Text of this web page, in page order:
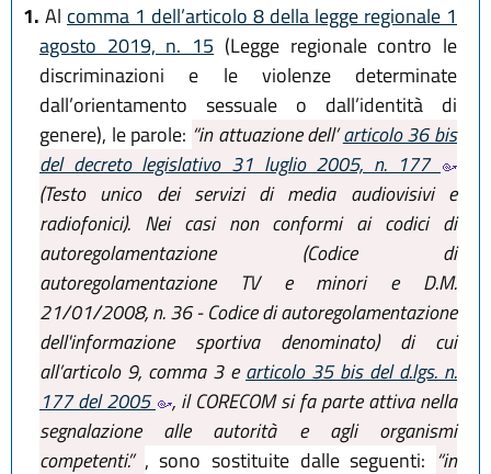
1. Al comma 1 dell’articolo 8 della legge regionale 1
agosto 2019, n. 15 (Legge regionale contro le
discriminazioni e le violenze determinate
dall’orientamento sessuale o dall’identità di
genere), le parole: “in attuazione dell’articolo 36 bis
del decreto legislativo 31 luglio 2005, n. 177
(Testo unico dei servizi di media audiovisivi e
radiofonici). Nei casi non conformi ai codici di
autoregolamentazione (Codice di
autoregolamentazione TV e minori e D.M.
21/01/2008, n. 36 - Codice di autoregolamentazione
dell'informazione sportiva denominato) di cui
all’articolo 9, comma 3 e articolo 35 bis del d.lgs. n.
177 del 2005
, il CORECOM si fa parte attiva nella
segnalazione alle autorità e agli organismi
competenti.” , sono sostituite dalle seguenti: “in